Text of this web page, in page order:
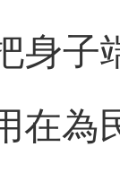
身子
在為